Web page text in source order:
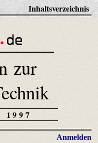
Inhaltsverzeichnis
zur
Anmelden